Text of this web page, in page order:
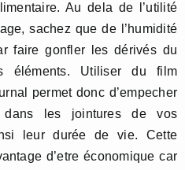
Au dela de l’utilité
sachez que de l’humidité
faire gonfler les dérivés du
éléments. Utiliser du film
permet donc d’empecher
dans les jointures de vos
leur durée de vie. Cette
d’etre économique car